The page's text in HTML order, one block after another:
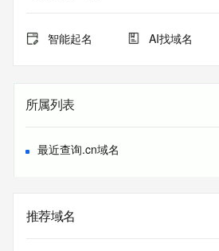
智能起名 AI找域名
所属列表
最近查询.cn域名
推荐域名